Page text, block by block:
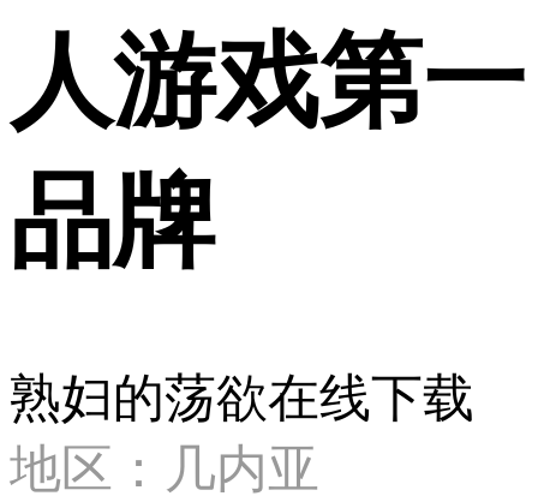
人游戏第一
品牌
熟妇的荡欲在线下载
地区：几内亚